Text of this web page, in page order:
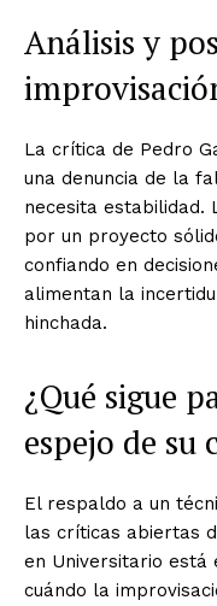
Análisis y
La crítica de Pedro
una denuncia de la
necesita estabilidad.
por un proyecto
confiando en
alimentan la
hinchada.
¿Qué sigue
espejo de su
El respaldo a un
las críticas abiertas
en Universitario está
cuándo la